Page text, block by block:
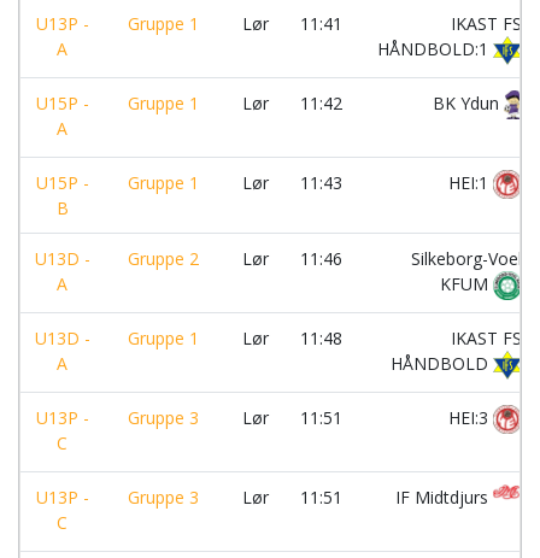
U13P -
A
Gruppe 1 Lør 11:41
IKAST FS
HÅNDBOLD:1
U15P -
A
Gruppe 1 Lør 11:42 BK Ydun
U15P -
B
Gruppe 1 Lør 11:43 HEI:1
U13D -
A
Gruppe 2 Lør 11:46
Silkeborg-Voel
KFUM
U13D -
A
Gruppe 1 Lør 11:48
IKAST FS
HÅNDBOLD
U13P -
C
Gruppe 3 Lør 11:51 HEI:3
U13P -
C
Gruppe 3 Lør 11:51 IF Midtdjurs